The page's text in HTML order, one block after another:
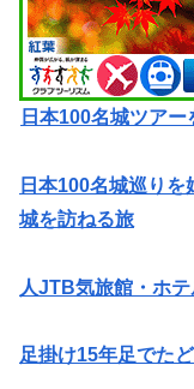
日本100名城ツアー
日本100名城巡り
城を訪ねる旅
人JTB気旅館・ホ
足掛け15年足でた